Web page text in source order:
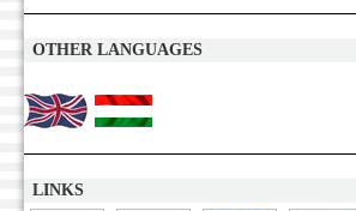
OTHER LANGUAGES
LINKS